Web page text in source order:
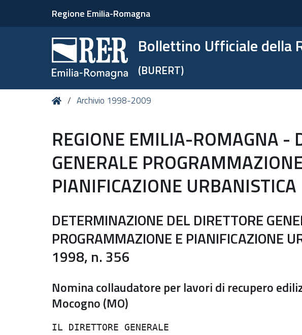
Regione Emilia-Romagna
Bollettino Ufficiale della
(BURERT)
Tu HomeArchivio 1998-2009
REGIONE EMILIA-ROMAGNA -
GENERALE
PIANIFICAZIONE URBANISTICA
DETERMINAZIONE DEL DIRETTORE
PROGRAMMAZIONE E PIANIFICAZIONE
1998, n. 356
Nomina collaudatore per lavori di recupero
Mocogno (MO)
IL DIRETTORE